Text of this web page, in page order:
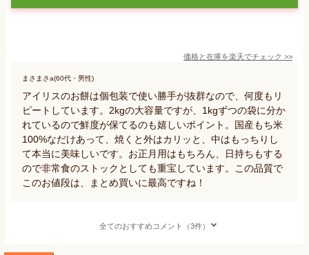
価格と在庫を楽天でチェック >>
まさまさa(60代・男性)
アイリスのお餅は個包装で使い勝手が抜群なので、何度もリ
ピートしています。2kgの大容量ですが、1kgずつの袋に分か
れているので鮮度が保てるのも嬉しいポイント。国産もち米
100%なだけあって、焼くと外はカリッと、中はもっちりし
て本当に美味しいです。お正月用はもちろん、日持ちもする
ので非常食のストックとしても重宝しています。この品質で
このお値段は、まとめ買いに最高ですね！
全てのおすすめコメント（3件）